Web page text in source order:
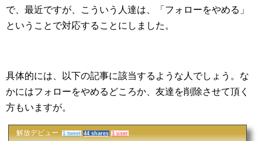
で、最近ですが、こういう人達は、「フォローをやめる」
ということで対応することにしました。
具体的には、以下の記事に該当するような人でしょう。な
かにはフォローをやめるどころか、友達を削除させて頂く
方もいますが。
解放デビュー 1 tweet 44 shares 1 user